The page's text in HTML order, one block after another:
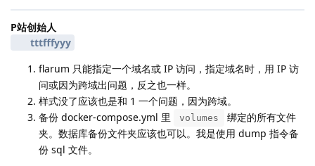
P站创始人
tttfffyyy
flarum 只能指定一个域名或 IP 访问，指定域名时，用 IP 访
问或因为跨域出问题，反之也一样。
样式没了应该也是和 1 一个问题，因为跨域。
备份 docker-compose.yml 里
volumes
绑定的所有文件
夹。数据库备份文件夹应该也可以。我是使用 dump 指令备
份 sql 文件。